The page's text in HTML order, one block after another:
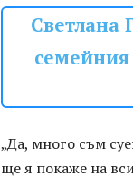
Светлана
семейния
„Да, много съм
ще я покаже на